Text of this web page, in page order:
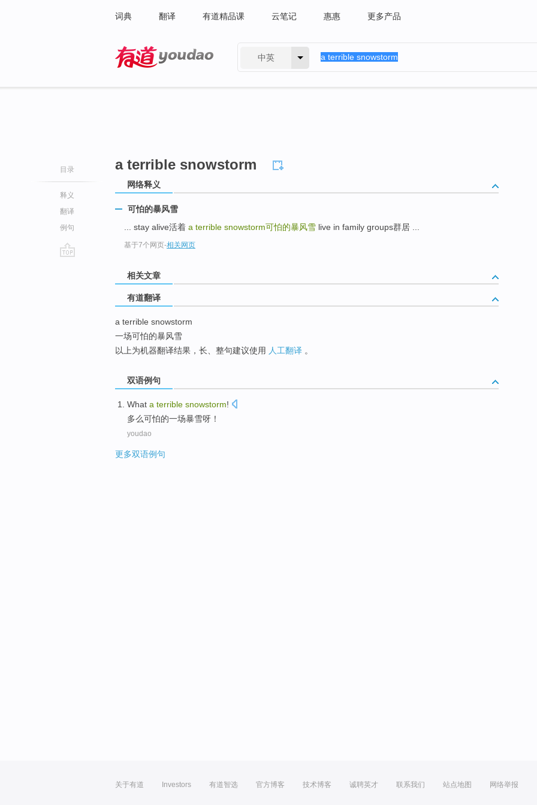
词典 翻译 有道精品课 云笔记 惠惠 更多产品
中英
目录
释义
翻译
例句
a terrible snowstorm
网络释义
可怕的暴风雪
... stay alive活着 a terrible snowstorm可怕的暴风雪 live in family groups群居 ...
基于7个网页-相关网页
相关文章
有道翻译
a terrible snowstorm
一场可怕的暴风雪
以上为机器翻译结果，长、整句建议使用 人工翻译 。
双语例句
What a terrible snowstorm!
多么可怕的一场暴雪呀！
youdao
更多双语例句
关于有道 Investors 有道智选 官方博客 技术博客 诚聘英才 联系我们 站点地图 网络举报